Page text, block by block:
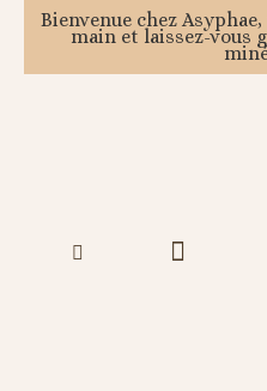
Bienvenue chez
main et laissez-vous